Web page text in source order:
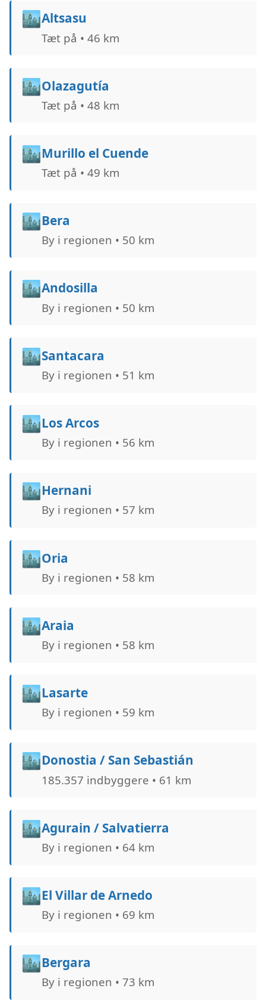
🏙️Altsasu
Tæt på • 46 km
🏙️Olazagutía
Tæt på • 48 km
🏙️Murillo el Cuende
Tæt på • 49 km
🏙️Bera
By i regionen • 50 km
🏙️Andosilla
By i regionen • 50 km
🏙️Santacara
By i regionen • 51 km
🏙️Los Arcos
By i regionen • 56 km
🏙️Hernani
By i regionen • 57 km
🏙️Oria
By i regionen • 58 km
🏙️Araia
By i regionen • 58 km
🏙️Lasarte
By i regionen • 59 km
🏙️Donostia / San Sebastián
185.357 indbyggere • 61 km
🏙️Agurain / Salvatierra
By i regionen • 64 km
🏙️El Villar de Arnedo
By i regionen • 69 km
🏙️Bergara
By i regionen • 73 km